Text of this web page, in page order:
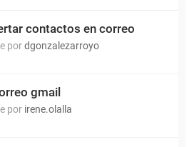
contactos en correo
pordgonzalezarroyo
gmail
por irene.olalla